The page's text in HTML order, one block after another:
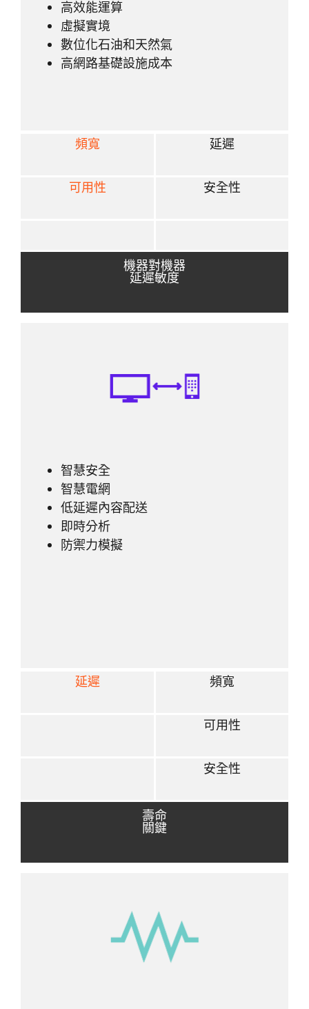
高效能運算
虛擬實境
數位化石油和天然氣
高網路基礎設施成本
頻寬 延遲
可用性 安全性
機器對機器
延遲敏度
智慧安全
智慧電網
低延遲內容配送
即時分析
防禦力模擬
延遲 頻寬
可用性
安全性
壽命
關鍵